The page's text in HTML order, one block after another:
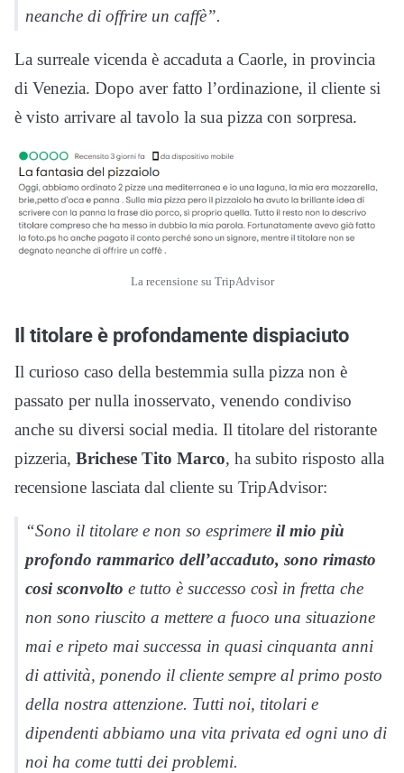
neanche di offrire un caffè”.
La surreale vicenda è accaduta a Caorle, in provincia
di Venezia. Dopo aver fatto l’ordinazione, il cliente si
è visto arrivare al tavolo la sua pizza con sorpresa.
La recensione su TripAdvisor
Il titolare è profondamente dispiaciuto
Il curioso caso della bestemmia sulla pizza non è
passato per nulla inosservato, venendo condiviso
anche su diversi social media. Il titolare del ristorante
pizzeria, Brichese Tito Marco, ha subito risposto alla
recensione lasciata dal cliente su TripAdvisor:
“Sono il titolare e non so esprimere il mio più
profondo rammarico dell’accaduto, sono rimasto
cosi sconvolto e tutto è successo così in fretta che
non sono riuscito a mettere a fuoco una situazione
mai e ripeto mai successa in quasi cinquanta anni
di attività, ponendo il cliente sempre al primo posto
della nostra attenzione. Tutti noi, titolari e
dipendenti abbiamo una vita privata ed ogni uno di
noi ha come tutti dei problemi.